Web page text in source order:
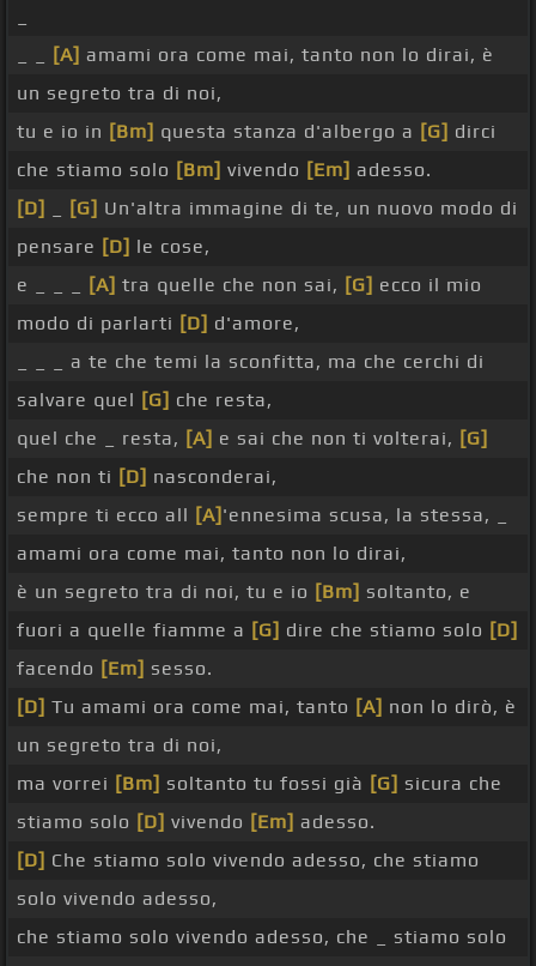
[A] amami ora come mai, tanto non lo dirai, è
un segreto tra di noi,
tu e io in [Bm] questa stanza d'albergo a [G] dirci
che stiamo solo [Bm] vivendo [Em] adesso.
[D]
[G] Un'altra immagine di te, un nuovo modo di
pensare [D] le cose,
e _ _ _
[A] tra quelle che non sai, [G] ecco il mio
modo di parlarti [D] d'amore,
_ _ _ a te che temi la sconfitta, ma che cerchi di
salvare quel [G] che resta,
quel che _ resta, [A] e sai che non ti volterai, [G]
che non ti [D] nasconderai,
sempre ti ecco all [A] 'ennesima scusa, la stessa, _
amami ora come mai, tanto non lo dirai,
è un segreto tra di noi, tu e io [Bm] soltanto, e
fuori a quelle fiamme a [G] dire che stiamo solo [D]
facendo [Em] sesso.
[D] Tu amami ora come mai, tanto [A] non lo dirò, è
un segreto tra di noi,
ma vorrei [Bm] soltanto tu fossi già [G] sicura che
stiamo solo [D] vivendo [Em] adesso.
[D] Che stiamo solo vivendo adesso, che stiamo
solo vivendo adesso,
che stiamo solo vivendo adesso, che _ stiamo solo